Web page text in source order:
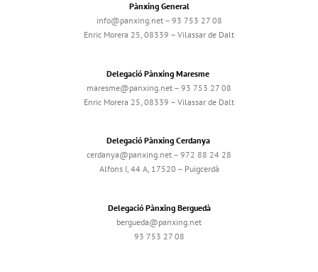
Pànxing General
info@panxing.net – 93 753 27 08
Enric Morera 25, 08339 – Vilassar de Dalt
Delegació Pànxing Maresme
maresme@panxing.net – 93 753 27 08
Enric Morera 25, 08339 – Vilassar de Dalt
Delegació Pànxing Cerdanya
cerdanya@panxing.net – 972 88 24 28
Alfons I, 44 A, 17520 – Puigcerdà
Delegació Pànxing Berguedà
bergueda@panxing.net
93 753 27 08